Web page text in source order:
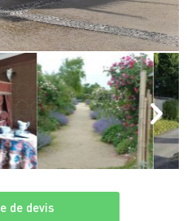
de devis